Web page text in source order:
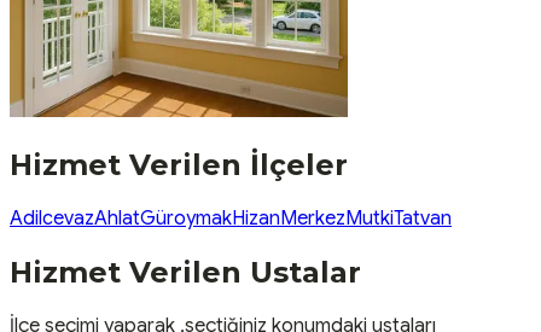
Hizmet Verilen İlçeler
AdilcevazAhlatGüroymakHizanMerkezMutkiTatvan
Hizmet Verilen Ustalar
İlçe seçimi yaparak ,seçtiğiniz konumdaki ustaları